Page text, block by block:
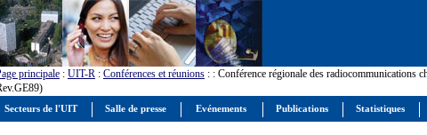
principale : UIT-R : Conférences et réunions : : Conférence régionale des radiocommunications
Secteurs de l'UIT Salle de presse Evénements Publications Statistiques